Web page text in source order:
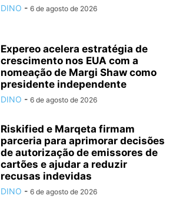
DINO - 6 de agosto de 2026
Expereo acelera estratégia de
crescimento nos EUA com a
nomeação de Margi Shaw como
presidente independente
DINO - 6 de agosto de 2026
Riskified e Marqeta firmam
parceria para aprimorar decisões
de autorização de emissores de
cartões e ajudar a reduzir
recusas indevidas
DINO - 6 de agosto de 2026